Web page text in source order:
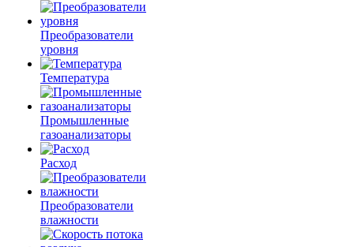
Преобразователи
уровня
Температура
Промышленные
газоанализаторы
Расход
Преобразователи
влажности